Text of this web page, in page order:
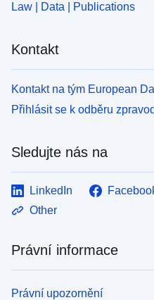
Law | Data | Publications
Kontakt
Kontakt na tým European
Přihlásit se k odběru
Sledujte nás na
LinkedIn
Other
Právní informace
Právní upozornění